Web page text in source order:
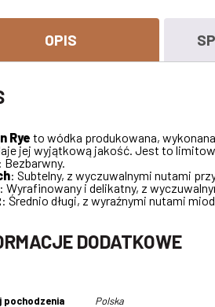
OPIS
Rye to wódka produkowana,
jej wyjątkową jakość. Jest to
: Bezbarwny.
: Subtelny, z wyczuwalnymi nutami
: Wyrafinowany i delikatny, z
: Średnio długi, z wyraźnymi nutami
DODATKOWE
pochodzenia Polska